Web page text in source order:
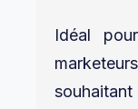
Idéal
souhaitant